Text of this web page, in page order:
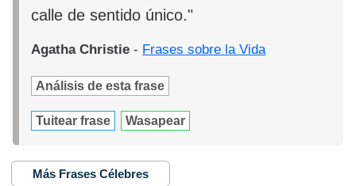
calle de sentido único."
Agatha Christie - Frases sobre la Vida
Análisis de esta frase
Tuitear frase Wasapear
Más Frases Célebres